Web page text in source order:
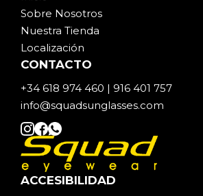
Sobre Nosotros
Nuestra Tienda
Localización
CONTACTO
+34 618 974 460 | 916 401 757
info@squadsunglasses.com
ACCESIBILIDAD